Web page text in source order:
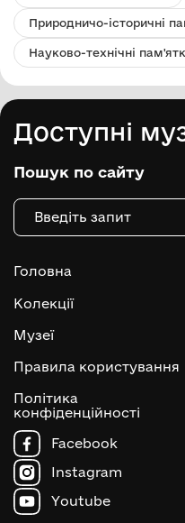
Природничо-історичні
Науково-технічні
Доступні
Пошук по сайту
Головна
Колекції
Музеї
Правила користування
Політика
конфіденційності
Facebook
Instagram
Youtube